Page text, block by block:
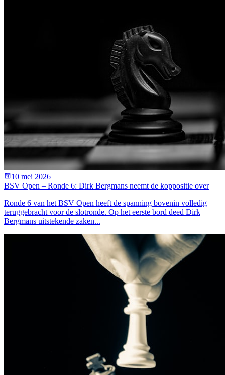
10 mei 2026
BSV Open – Ronde 6: Dirk Bergmans neemt de koppositie over
Ronde 6 van het BSV Open heeft de spanning bovenin volledig
teruggebracht voor de slotronde. Op het eerste bord deed Dirk
Bergmans uitstekende zaken...